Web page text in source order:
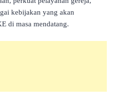
kebijakan yang akan
di masa mendatang.